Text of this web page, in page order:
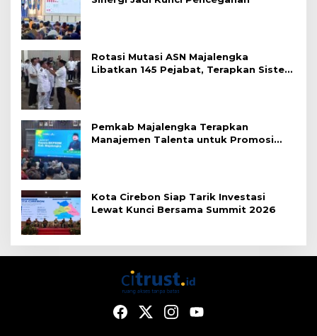
Rotasi Mutasi ASN Majalengka
Libatkan 145 Pejabat, Terapkan Sistem
Pemkab Majalengka Terapkan
Manajemen Talenta untuk Promosi
Kota Cirebon Siap Tarik Investasi
Lewat Kunci Bersama Summit 2026